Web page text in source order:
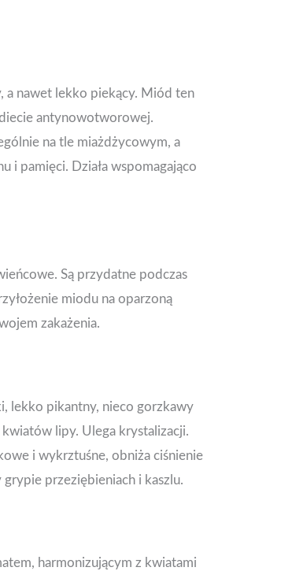
a nawet lekko piekący. Miód ten
antynowotworowej.
na tle miażdżycowym, a
i pamięci. Działa wspomagająco
Są przydatne podczas
miodu na oparzoną
zakażenia.
lekko pikantny, nieco gorzkawy
lipy. Ulega krystalizacji.
i wykrztuśne, obniża ciśnienie
przeziębieniach i kaszlu.
harmonizującym z kwiatami